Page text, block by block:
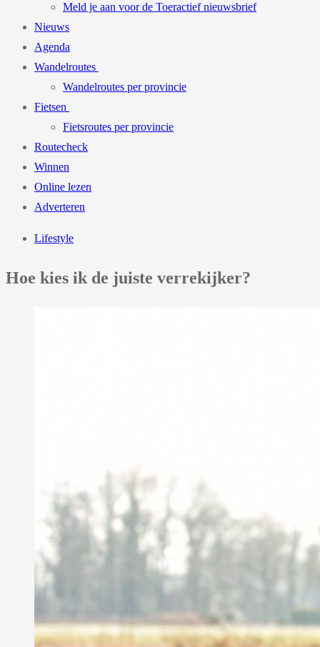
Meld je aan voor de Toeractief nieuwsbrief
Nieuws
Agenda
Wandelroutes
Wandelroutes per provincie
Fietsen
Fietsroutes per provincie
Routecheck
Winnen
Online lezen
Adverteren
Lifestyle
Hoe kies ik de juiste verrekijker?